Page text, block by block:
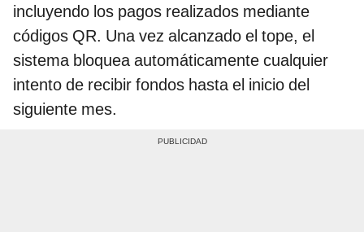
incluyendo los pagos realizados mediante
códigos QR. Una vez alcanzado el tope, el
sistema bloquea automáticamente cualquier
intento de recibir fondos hasta el inicio del
siguiente mes.